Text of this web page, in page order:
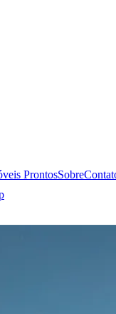
ProntosSobre